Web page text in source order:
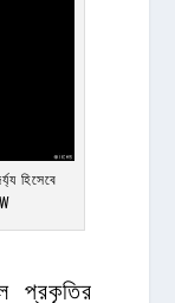
হিসেবে
প্রকৃতির